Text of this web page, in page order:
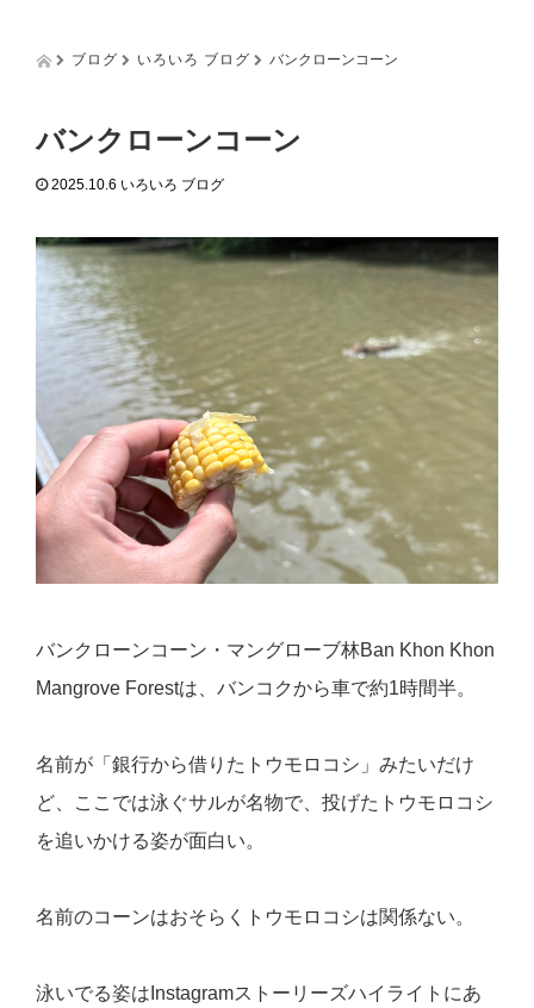
t
i
ブログ いろいろ ブログ バンクローンコーン
バンクローンコーン
2025.10.6 いろいろ ブログ
バンクローンコーン・マングローブ林Ban Khon Khon
Mangrove Forestは、バンコクから車で約1時間半。
名前が「銀行から借りたトウモロコシ」みたいだけ
ど、ここでは泳ぐサルが名物で、投げたトウモロコシ
を追いかける姿が面白い。
名前のコーンはおそらくトウモロコシは関係ない。
泳いでる姿はInstagramストーリーズハイライトにあ